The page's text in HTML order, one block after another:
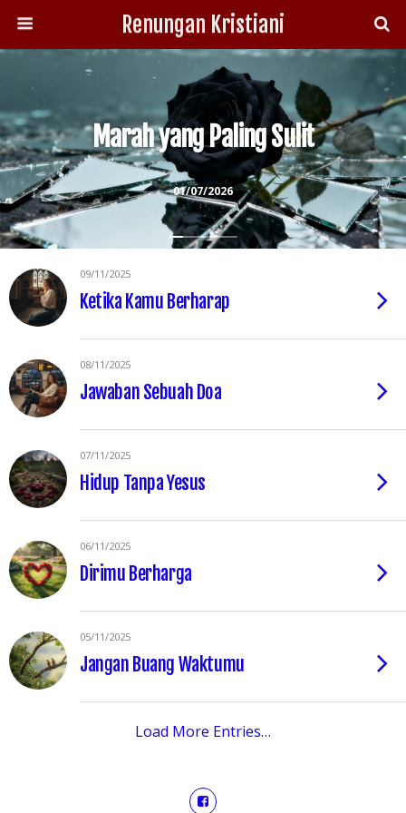
Renungan Kristiani
01/07/2026
Marah yang Paling Sulit
09/11/2025
Ketika Kamu Berharap
08/11/2025
Jawaban Sebuah Doa
07/11/2025
Hidup Tanpa Yesus
06/11/2025
Dirimu Berharga
05/11/2025
Jangan Buang Waktumu
Load More Entries…